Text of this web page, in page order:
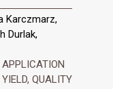
Karczmarz,
Durlak,
APPLICATION
QUALITY